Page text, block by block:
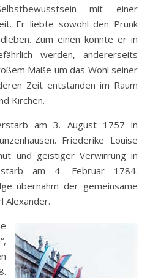
mit einer
Er liebte sowohl den Prunk
Zum einen konnte er in
werden, andererseits
Maße um das Wohl seiner
Zeit entstanden im Raum
Kirchen.
am 3. August 1757 in
Friederike Louise
und geistiger Verwirrung in
starb am 4. Februar 1784.
übernahm der gemeinsame
Alexander.